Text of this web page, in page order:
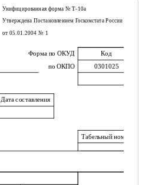
Унифицированная форма № Т-10а
Утверждена Постановлением Госкомстата России
от 05.01.2004 № 1
Форма по ОКУД
Код
по ОКПО
0301025
Дата составления
Табельный номер